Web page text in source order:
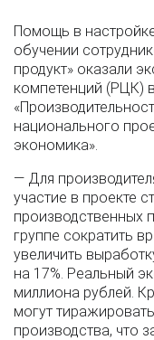
Помощь в
обучении
продукт» оказали
компетенций (РЦК)
национального
экономика».
— Для
участие в проекте
производственных
группе сократить
увеличить
на 17%. Реальный
миллиона рублей.
могут
производства, что